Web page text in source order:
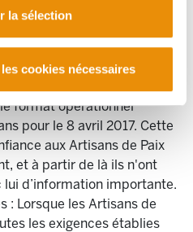
la sélection
cookies nécessaires
du
Artisans pour parvenir
et non-violent.
format opérationnel
pour le 8 avril 2017. Cette
aux Artisans de Paix
et à partir de là ils n'ont
lui d’information importante.
: Lorsque les Artisans de
les exigences établies